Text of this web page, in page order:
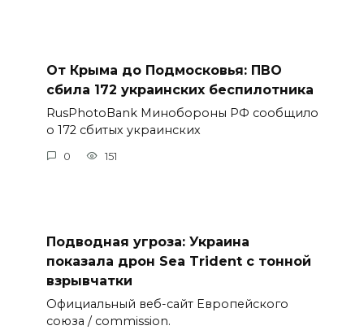
От Крыма до Подмосковья: ПВО
сбила 172 украинских беспилотника
RusPhotoBank Минобороны РФ сообщило
о 172 сбитых украинских
0 151
Подводная угроза: Украина
показала дрон Sea Trident с тонной
взрывчатки
Официальный веб-сайт Европейского
союза / commission.